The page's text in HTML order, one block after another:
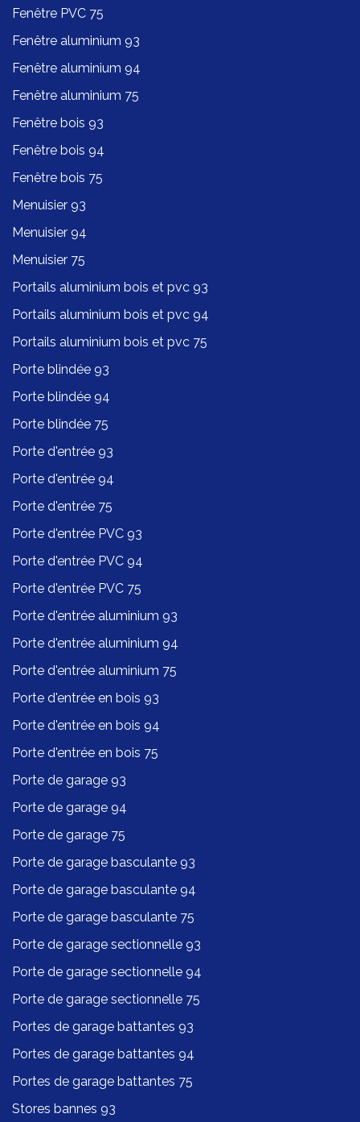
Fenêtre PVC 75
Fenêtre aluminium 93
Fenêtre aluminium 94
Fenêtre aluminium 75
Fenêtre bois 93
Fenêtre bois 94
Fenêtre bois 75
Menuisier 93
Menuisier 94
Menuisier 75
Portails aluminium bois et pvc 93
Portails aluminium bois et pvc 94
Portails aluminium bois et pvc 75
Porte blindée 93
Porte blindée 94
Porte blindée 75
Porte d'entrée 93
Porte d'entrée 94
Porte d'entrée 75
Porte d'entrée PVC 93
Porte d'entrée PVC 94
Porte d'entrée PVC 75
Porte d'entrée aluminium 93
Porte d'entrée aluminium 94
Porte d'entrée aluminium 75
Porte d'entrée en bois 93
Porte d'entrée en bois 94
Porte d'entrée en bois 75
Porte de garage 93
Porte de garage 94
Porte de garage 75
Porte de garage basculante 93
Porte de garage basculante 94
Porte de garage basculante 75
Porte de garage sectionnelle 93
Porte de garage sectionnelle 94
Porte de garage sectionnelle 75
Portes de garage battantes 93
Portes de garage battantes 94
Portes de garage battantes 75
Stores bannes 93